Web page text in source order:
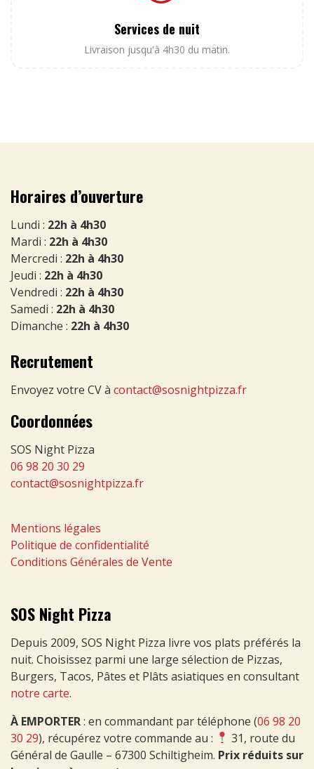
Services de nuit
Livraison jusqu'à 4h30 du matin.
Horaires d’ouverture
Lundi : 22h à 4h30
Mardi : 22h à 4h30
Mercredi : 22h à 4h30
Jeudi : 22h à 4h30
Vendredi : 22h à 4h30
Samedi : 22h à 4h30
Dimanche : 22h à 4h30
Recrutement
Envoyez votre CV à contact@sosnightpizza.fr
Coordonnées
SOS Night Pizza
06 98 20 30 29
contact@sosnightpizza.fr
Mentions légales
Politique de confidentialité
Conditions Générales de Vente
SOS Night Pizza
Depuis 2009, SOS Night Pizza livre vos plats préférés la
nuit. Choisissez parmi une large sélection de Pizzas,
Burgers, Tacos, Pâtes et Plâts asiatiques en consultant
notre carte.
À EMPORTER: en commandant par téléphone (06 98 20
30 29), récupérez votre commande au :
31, route du
Général de Gaulle – 67300 Schiltigheim. Prix réduits sur